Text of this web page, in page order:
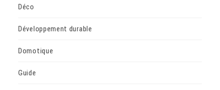
Déco
Développement durable
Domotique
Guide